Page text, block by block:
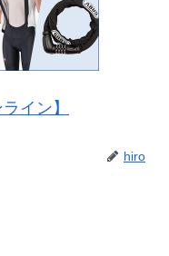
イン】
hiro